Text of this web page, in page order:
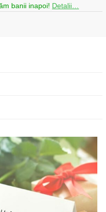
banii inapoi! Detalii…